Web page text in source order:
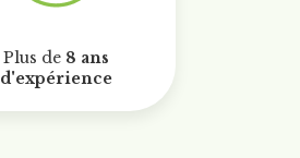
Plus de 8 ans
d'expérience